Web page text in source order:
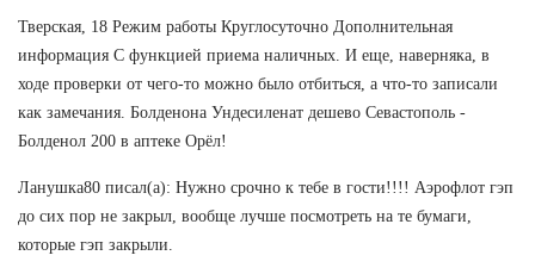
Тверская, 18 Режим работы Круглосуточно Дополнительная
информация С функцией приема наличных. И еще, наверняка, в
ходе проверки от чего-то можно было отбиться, а что-то записали
как замечания. Болденона Ундесиленат дешево Севастополь -
Болденол 200 в аптеке Орёл!
Ланушка80 писал(а): Нужно срочно к тебе в гости!!!! Аэрофлот гэп
до сих пор не закрыл, вообще лучше посмотреть на те бумаги,
которые гэп закрыли.